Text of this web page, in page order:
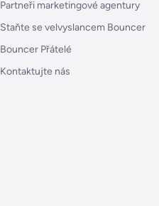
Partneři marketingové agentury
Staňte se velvyslancem Bouncer
Bouncer Přátelé
Kontaktujte nás